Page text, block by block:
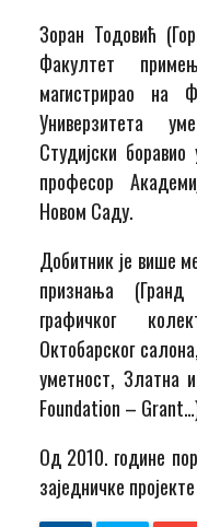
Зоран Тодовић
Факултет
магистрирао на
Универзитета
Студијски
професор
Новом Саду.
Добитник је више
признања
графичког
Октобарског
уметност, Златна
Foundation –
Од 2010. године
заједничке